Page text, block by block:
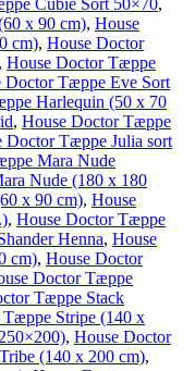
Cubie Sort 50×70,
x 90 cm), House
cm), House Doctor
, House Doctor Tæppe
Doctor Tæppe Eve Sort
Harlequin (50 x 70
, House Doctor Tæppe
Doctor Tæppe Julia sort
Mara Nude
Nude (180 x 180
x 90 cm), House
, House Doctor Tæppe
Henna, House
cm), House Doctor
Doctor Tæppe
Tæppe Stack
Stripe (140 x
, House Doctor
(140 x 200 cm),